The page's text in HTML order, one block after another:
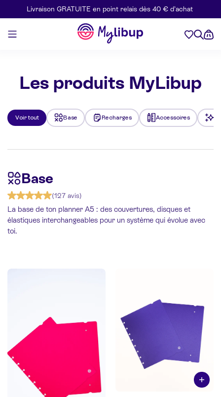
Aller au contenu
Livraison GRATUITE en point relais dès 40 € d’achat
Mylibup
Les produits MyLibup
Voir tout Base Recharges Accessoires
Base
(127 avis)
La base de ton planner A5 : des couvertures, disques et
élastiques interchangeables pour un système qui évolue avec
toi.